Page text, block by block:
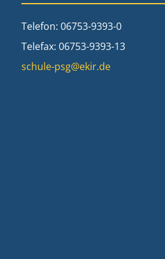
Telefon: 06753-9393-0
Telefax: 06753-9393-13
schule-psg@ekir.de